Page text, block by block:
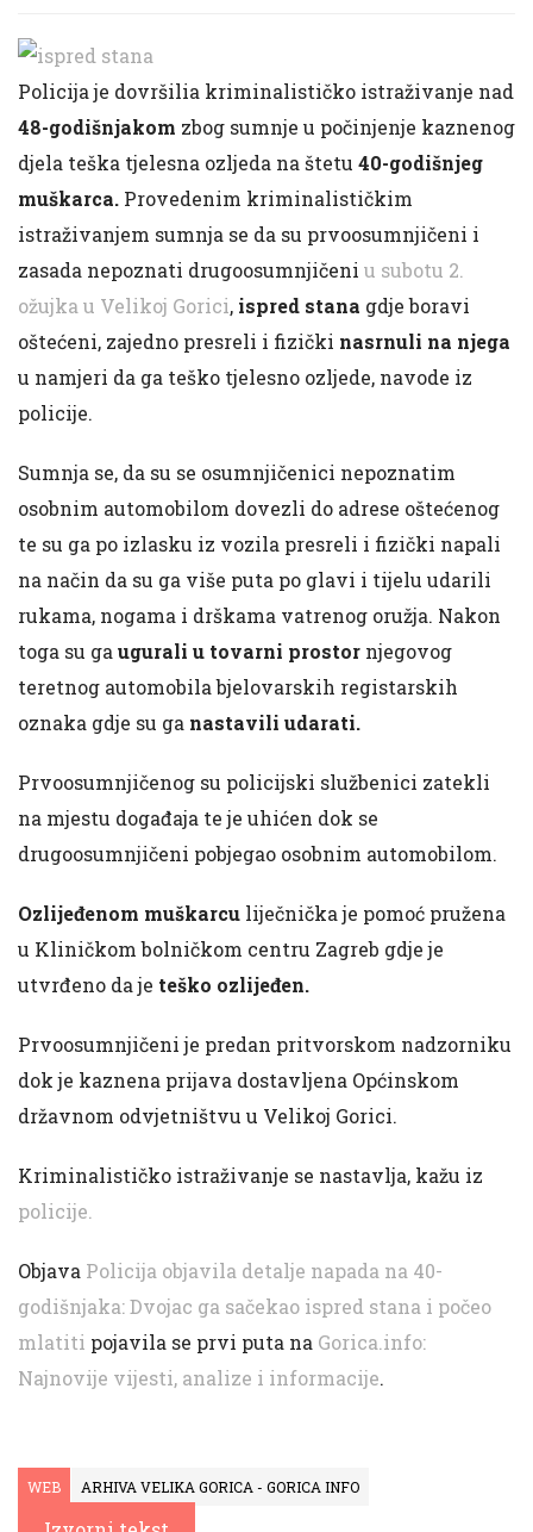
Policija je dovršilia kriminalističko istraživanje nad
48-godišnjakom zbog sumnje u počinjenje kaznenog
djela teška tjelesna ozljeda na štetu 40-godišnjeg
muškarca. Provedenim kriminalističkim
istraživanjem sumnja se da su prvoosumnjičeni i
zasada nepoznati drugoosumnjičeni u subotu 2.
ožujka u Velikoj Gorici, ispred stana gdje boravi
oštećeni, zajedno presreli i fizički nasrnuli na njega
u namjeri da ga teško tjelesno ozljede, navode iz
policije.
Sumnja se, da su se osumnjičenici nepoznatim
osobnim automobilom dovezli do adrese oštećenog
te su ga po izlasku iz vozila presreli i fizički napali
na način da su ga više puta po glavi i tijelu udarili
rukama, nogama i drškama vatrenog oružja. Nakon
toga su ga ugurali u tovarni prostor njegovog
teretnog automobila bjelovarskih registarskih
oznaka gdje su ga nastavili udarati.
Prvoosumnjičenog su policijski službenici zatekli
na mjestu događaja te je uhićen dok se
drugoosumnjičeni pobjegao osobnim automobilom.
Ozlijeđenom muškarcu liječnička je pomoć pružena
u Kliničkom bolničkom centru Zagreb gdje je
utvrđeno da je teško ozlijeđen.
Prvoosumnjičeni je predan pritvorskom nadzorniku
dok je kaznena prijava dostavljena Općinskom
državnom odvjetništvu u Velikoj Gorici.
Kriminalističko istraživanje se nastavlja, kažu iz
policije.
Objava Policija objavila detalje napada na 40-
godišnjaka: Dvojac ga sačekao ispred stana i počeo
mlatiti pojavila se prvi puta na Gorica.info:
Najnovije vijesti, analize i informacije.
WEB ARHIVA VELIKA GORICA - GORICA INFO